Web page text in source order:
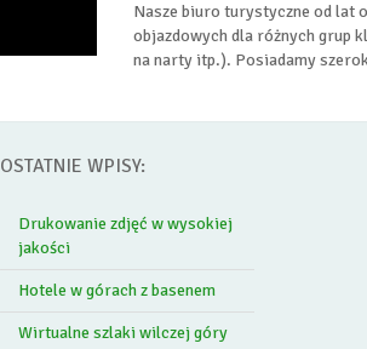
Nasze biuro turystyczne od lat
objazdowych dla różnych grup
na narty itp.). Posiadamy
OSTATNIE WPISY:
Drukowanie zdjęć w wysokiej
jakości
Hotele w górach z basenem
Wirtualne szlaki wilczej góry